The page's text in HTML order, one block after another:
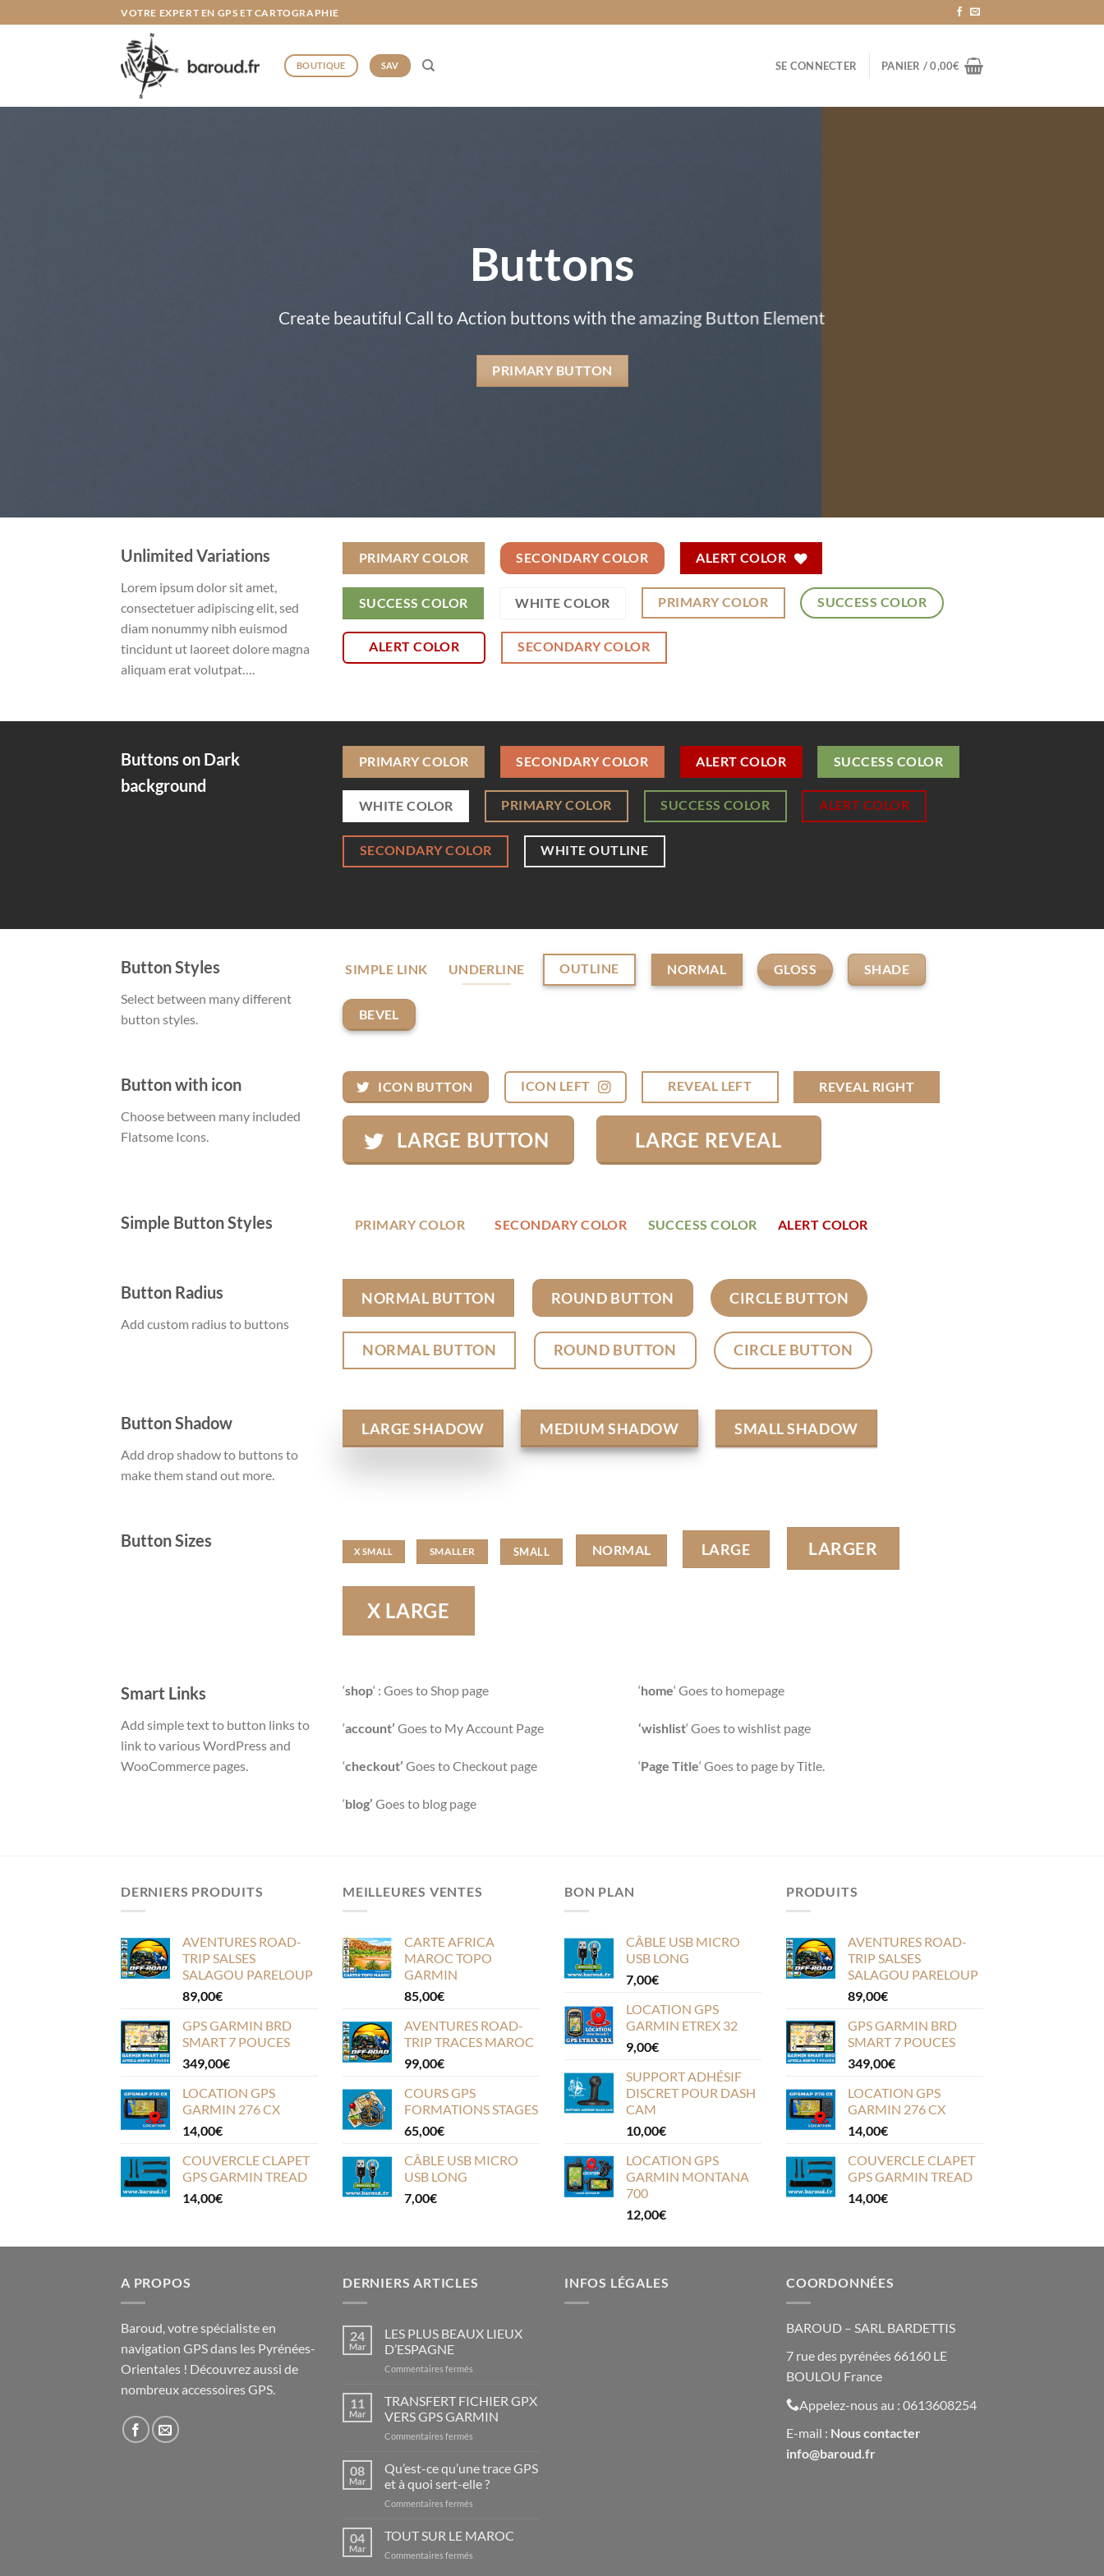
au
VOTRE EXPERT EN GPS ET CARTOGRAPHIE
BOUTIQUE SAV SE CONNECTER PANIER /0,00€
Buttons
Create beautiful Call to Action buttons with the amazing Button Element
PRIMARY BUTTON
Unlimited Variations
Lorem ipsum dolor sit amet,
consectetuer adipiscing elit, sed
diam nonummy nibh euismod
tincidunt ut laoreet dolore magna
aliquam erat volutpat….
PRIMARY COLOR SECONDARY COLOR ALERT COLOR
SUCCESS COLOR WHITE COLOR PRIMARY COLOR SUCCESS COLOR
ALERT COLOR SECONDARY COLOR
Buttons on Dark
background
PRIMARY COLOR SECONDARY COLOR ALERT COLOR SUCCESS COLOR
WHITE COLOR PRIMARY COLOR SUCCESS COLOR ALERT COLOR
SECONDARY COLOR WHITE OUTLINE
Button Styles
Select between many different
button styles.
SIMPLE LINK UNDERLINE OUTLINE NORMAL GLOSS SHADE
BEVEL
Button with icon
Choose between many included
Flatsome Icons.
ICON BUTTON ICON LEFT REVEAL LEFT REVEAL RIGHT
LARGE BUTTON LARGE REVEAL
Simple Button Styles PRIMARY COLOR SECONDARY COLOR SUCCESS COLOR ALERT COLOR
Button Radius
Add custom radius to buttons
NORMAL BUTTON ROUND BUTTON CIRCLE BUTTON
NORMAL BUTTON ROUND BUTTON CIRCLE BUTTON
Button Shadow
Add drop shadow to buttons to
make them stand out more.
LARGE SHADOW MEDIUM SHADOW SMALL SHADOW
Button Sizes
X SMALL SMALLER SMALL NORMAL LARGE LARGER
X LARGE
Smart Links
Add simple text to button links to
link to various WordPress and
WooCommerce pages.
‘shop‘ : Goes to Shop page
‘account’ Goes to My Account Page
‘checkout’ Goes to Checkout page
‘blog’ Goes to blog page
‘home‘ Goes to homepage
‘wishlist‘ Goes to wishlist page
‘Page Title‘ Goes to page by Title.
DERNIERS PRODUITS
AVENTURES ROAD-
TRIP SALSES
SALAGOU PARELOUP
89,00€
GPS GARMIN BRD
SMART 7 POUCES
349,00€
LOCATION GPS
GARMIN 276 CX
14,00€
COUVERCLE CLAPET
GPS GARMIN TREAD
14,00€
MEILLEURES VENTES
CARTE AFRICA
MAROC TOPO
GARMIN
85,00€
AVENTURES ROAD-
TRIP TRACES MAROC
99,00€
COURS GPS
FORMATIONS STAGES
65,00€
CÂBLE USB MICRO
USB LONG
7,00€
BON PLAN
CÂBLE USB MICRO
USB LONG
7,00€
LOCATION GPS
GARMIN ETREX 32
9,00€
SUPPORT ADHÉSIF
DISCRET POUR DASH
CAM
10,00€
LOCATION GPS
GARMIN MONTANA
700
12,00€
PRODUITS
AVENTURES ROAD-
TRIP SALSES
SALAGOU PARELOUP
89,00€
GPS GARMIN BRD
SMART 7 POUCES
349,00€
LOCATION GPS
GARMIN 276 CX
14,00€
COUVERCLE CLAPET
GPS GARMIN TREAD
14,00€
A PROPOS
Baroud, votre spécialiste en
navigation GPS dans les Pyrénées-
Orientales ! Découvrez aussi de
nombreux accessoires GPS.
DERNIERS ARTICLES
24
Mar
LES PLUS BEAUX LIEUX
D’ESPAGNE
Commentaires fermés
PLUS
BEAUX
LIEUX
11
Mar
TRANSFERT FICHIER GPX
VERS GPS GARMIN
Commentaires fermés
FICHIER
GPX
VERS
08
Mar
Qu’est-ce qu’une trace GPS
et à quoi sert-elle ?
Commentaires fermés
ce
qu’une
04
Mar
TOUT SUR LE MAROC
Commentaires fermés
INFOS LÉGALES COORDONNÉES
BAROUD – SARL BARDETTIS
7 rue des pyrénées 66160 LE
BOULOU France
Appelez-nous au : 0613608254
E-mail : Nous contacter
info@baroud.fr